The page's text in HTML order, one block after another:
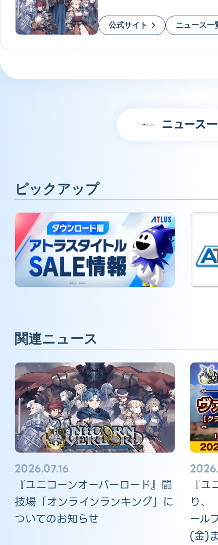
公式サイト ニュース一
ニュース
ピックアップ
関連ニュース
2026.07.16
『ユニコーンオーバーロード』闘
技場「オンラインランキング」に
ついてのお知らせ
『
り、
ール
(金)